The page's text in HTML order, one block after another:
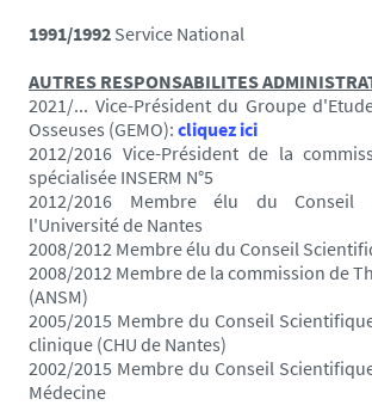
1991/1992 Service National
AUTRES RESPONSABILITES
2021/... Vice-Président du Groupe
Osseuses (GEMO): cliquez ici
2012/2016 Vice-Président de la
spécialisée INSERM N°5
2012/2016 Membre élu du Conseil
l'Université de Nantes
2008/2012 Membre élu du Conseil
2008/2012 Membre de la commission de
(ANSM)
2005/2015 Membre du Conseil
clinique (CHU de Nantes)
2002/2015 Membre du Conseil
Médecine